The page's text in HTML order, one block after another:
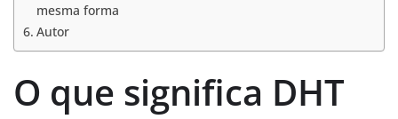
mesma forma
Autor
O que significa DHT